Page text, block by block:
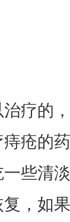
疗的
疮的
些清
，如